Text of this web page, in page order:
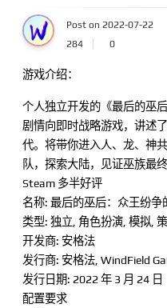
Post on 2022-07-22
284
0
游戏介绍：
个人独立开发的《最后的巫
剧情向即时战略游戏，讲述
代。将带你进入人、龙、神
队，探索大陆，见证巫族最
Steam 多半好评
名称: 最后的巫后：众王纷争
类型: 独立, 角色扮演, 模拟,
开发商: 安格法
发行商: 安格法, WindField
发行日期: 2022 年 3 月 24 日
配置要求